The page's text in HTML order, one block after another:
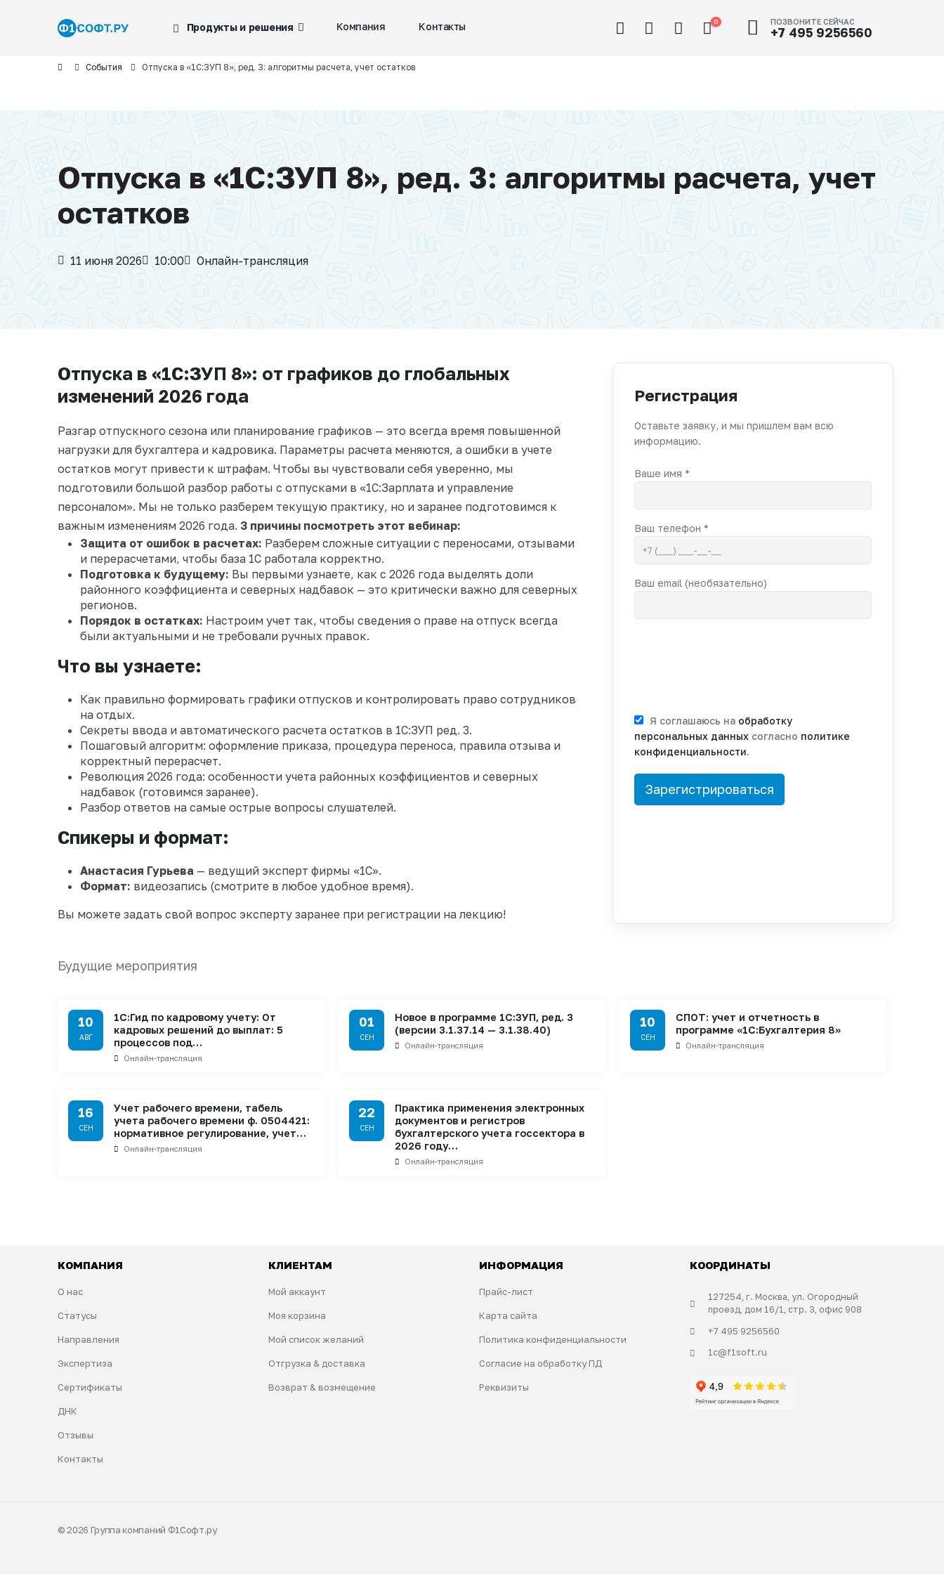
Продукты и решения Компания Контакты 0 ПОЗВОНИТЕ СЕЙЧАС
+7 495 9256560
События Отпуска в «1С:ЗУП 8», ред. 3: алгоритмы расчета, учет остатков
Отпуска в «1С:ЗУП 8», ред. 3: алгоритмы расчета, учет
остатков
11 июня 2026 10:00 Онлайн-трансляция
Отпуска в «1С:ЗУП 8»: от графиков до глобальных
изменений 2026 года
Разгар отпускного сезона или планирование графиков — это всегда время повышенной
нагрузки для бухгалтера и кадровика. Параметры расчета меняются, а ошибки в учете
остатков могут привести к штрафам. Чтобы вы чувствовали себя уверенно, мы
подготовили большой разбор работы с отпусками в «1С:Зарплата и управление
персоналом». Мы не только разберем текущую практику, но и заранее подготовимся к
важным изменениям 2026 года. 3 причины посмотреть этот вебинар:
Защита от ошибок в расчетах: Разберем сложные ситуации с переносами, отзывами
и перерасчетами, чтобы база 1С работала корректно.
Подготовка к будущему: Вы первыми узнаете, как с 2026 года выделять доли
районного коэффициента и северных надбавок — это критически важно для северных
регионов.
Порядок в остатках: Настроим учет так, чтобы сведения о праве на отпуск всегда
были актуальными и не требовали ручных правок.
Что вы узнаете:
Как правильно формировать графики отпусков и контролировать право сотрудников
на отдых.
Секреты ввода и автоматического расчета остатков в 1С:ЗУП ред. 3.
Пошаговый алгоритм: оформление приказа, процедура переноса, правила отзыва и
корректный перерасчет.
Революция 2026 года: особенности учета районных коэффициентов и северных
надбавок (готовимся заранее).
Разбор ответов на самые острые вопросы слушателей.
Спикеры и формат:
Анастасия Гурьева — ведущий эксперт фирмы «1С».
Формат: видеозапись (смотрите в любое удобное время).
Вы можете задать свой вопрос эксперту заранее при регистрации на лекцию!
Регистрация
Оставьте заявку, и мы пришлем вам всю
информацию.
Ваше имя *
Ваш телефон *
Ваш email (необязательно)
Я соглашаюсь на обработку
персональных данных согласно политике
конфиденциальности.
Будущие мероприятия
10
АВГ
1С:Гид по кадровому учету: От
кадровых решений до выплат: 5
процессов под…
Онлайн-трансляция
01
СЕН
Новое в программе 1С:ЗУП, ред. 3
(версии 3.1.37.14 — 3.1.38.40)
Онлайн-трансляция
10
СЕН
СПОТ: учет и отчетность в
программе «1С:Бухгалтерия 8»
Онлайн-трансляция
16
СЕН
Учет рабочего времени, табель
учета рабочего времени ф. 0504421:
нормативное регулирование, учет…
Онлайн-трансляция
22
СЕН
Практика применения электронных
документов и регистров
бухгалтерского учета госсектора в
2026 году…
Онлайн-трансляция
КОМПАНИЯ
О нас
Статусы
Направления
Экспертиза
Сертификаты
ДНК
Отзывы
Контакты
КЛИЕНТАМ
Мой аккаунт
Моя корзина
Мой список желаний
Отгрузка & доставка
Возврат & возмещение
ИНФОРМАЦИЯ
Прайс-лист
Карта сайта
Политика конфиденциальности
Согласие на обработку ПД
Реквизиты
КООРДИНАТЫ
127254, г. Москва, ул. Огородный
проезд, дом 16/1, стр. 3, офис 908
+7 495 9256560
1c@f1soft.ru
© 2026 Группа компаний Ф1Софт.ру